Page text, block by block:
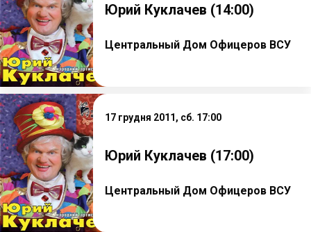
Юрий Куклачев (14:00)
Центральный Дом Офицеров ВСУ
17 грудня 2011, сб. 17:00
Юрий Куклачев (17:00)
Центральный Дом Офицеров ВСУ